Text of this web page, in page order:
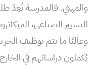
والمهني. فالمدرسة تُعِدّ
التسيير الصناعي،
وغالبًا ما يتم توظيف
يُكملون دراساتهم في